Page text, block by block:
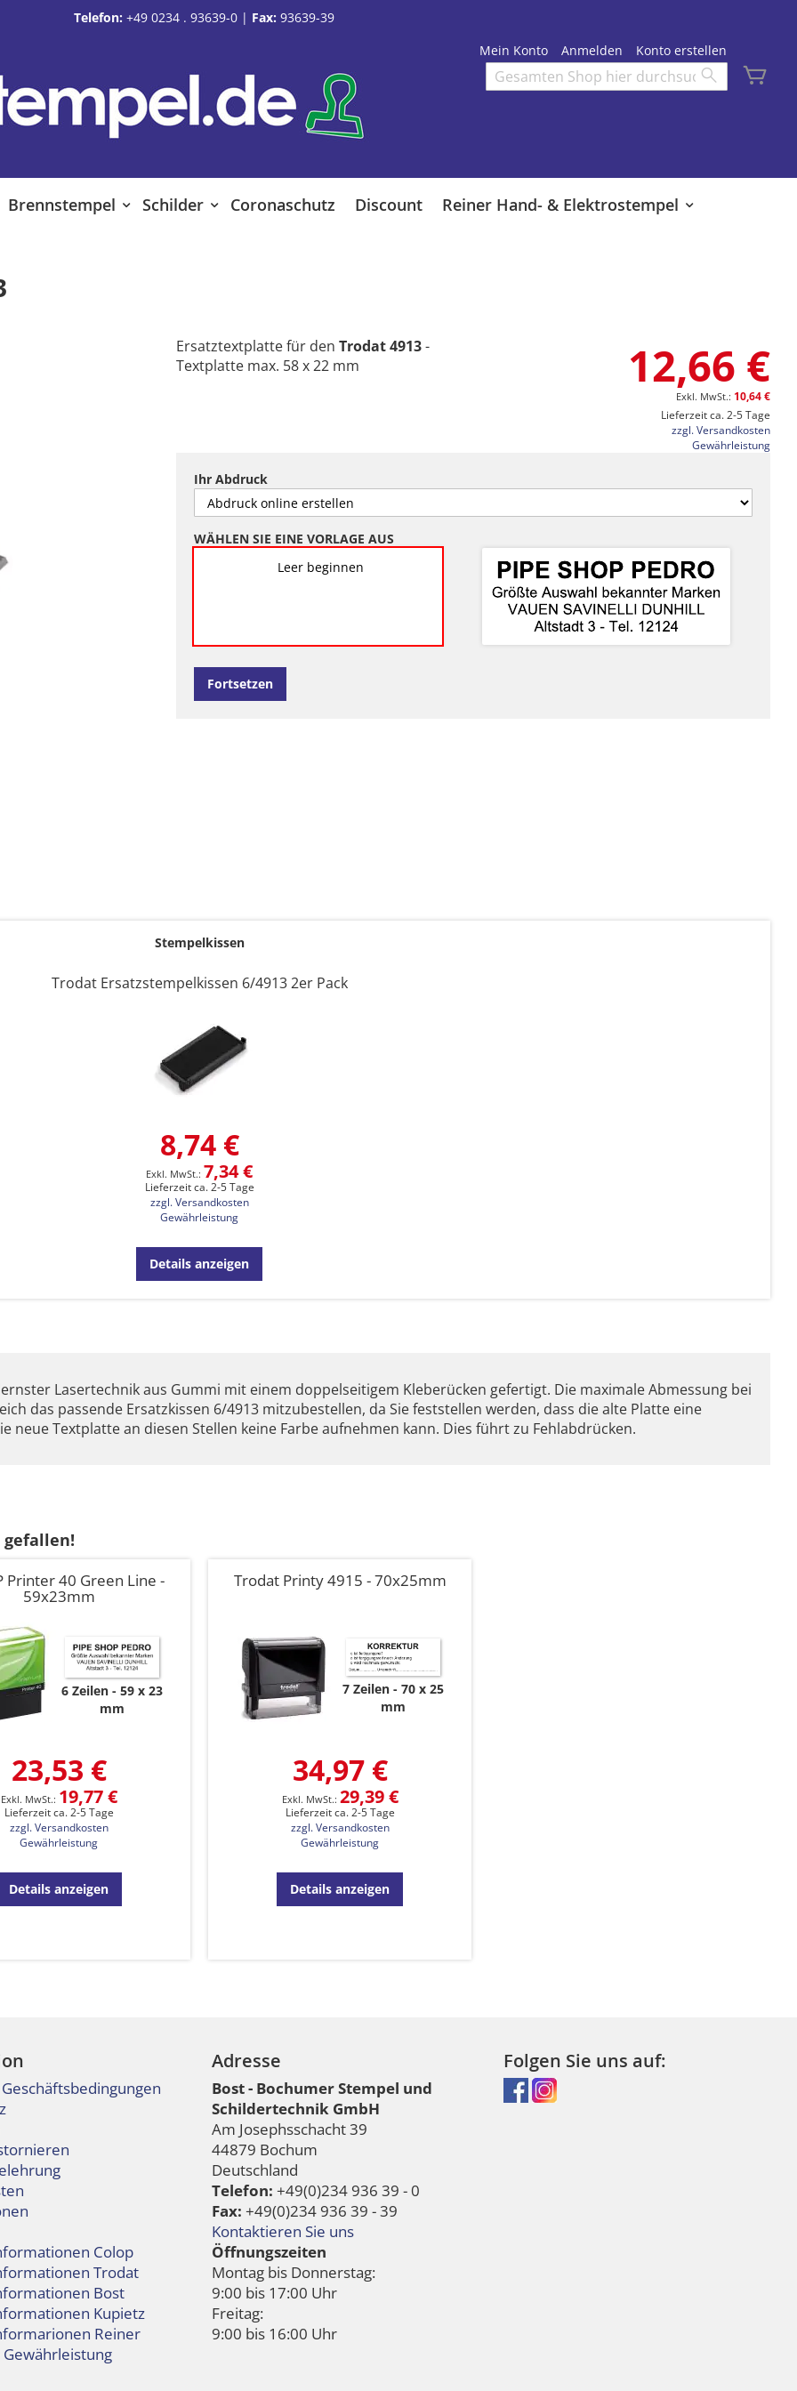
Telefon: +49 0234 . 93639-0| Fax: 93639-39
Mein Konto
Anmelden Konto erstellen
Search
Brennstempel Schilder Coronaschutz Discount Reiner Hand- & Elektrostempel
12,66 €
10,64 €
Lieferzeit ca. 2-5 Tage
zzgl. Versandkosten
Gewährleistung
Ersatztextplatte für denTrodat 4913-
Textplatte max. 58 x 22 mm
Ihr Abdruck
WÄHLEN SIE EINE VORLAGE AUS
Leer beginnen
Fortsetzen
Stempelkissen
Trodat Ersatzstempelkissen 6/4913 2er Pack
8,74 €
7,34 €
Lieferzeit ca. 2-5 Tage
zzgl. Versandkosten
Gewährleistung
Details anzeigen
Lasertechnik aus Gummi mit einem doppelseitigem Kleberücken gefertigt. Die maximale Abmessung bei
das passende Ersatzkissen 6/4913 mitzubestellen, da Sie feststellen werden, dass die alte Platte eine
Textplatte an diesen Stellen keine Farbe aufnehmen kann. Dies führt zu Fehlabdrücken.
Printer 40 Green Line -
59x23mm
6 Zeilen
59 x 23
mm
23,53 €
19,77 €
Lieferzeit ca. 2-5 Tage
zzgl. Versandkosten
Gewährleistung
Details anzeigen
Trodat Printy 4915 - 70x25mm
7 Zeilen
70 x 25
mm
34,97 €
29,39 €
Lieferzeit ca. 2-5 Tage
zzgl. Versandkosten
Gewährleistung
Details anzeigen
Colop
Trodat
Bost
Kupietz
Reiner
Gewährleistung
Adresse
Bost - Bochumer Stempel und
Schildertechnik GmbH
Am Josephsschacht 39
44879 Bochum
Deutschland
Telefon: +49(0)234 936 39 - 0
Fax: +49(0)234 936 39 - 39
Kontaktieren Sie uns
Öffnungszeiten
Montag bis Donnerstag:
9:00 bis 17:00 Uhr
Freitag:
9:00 bis 16:00 Uhr
Folgen Sie uns auf: